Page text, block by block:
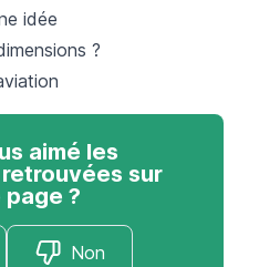
idée
?
aimé les
sur
?
Non